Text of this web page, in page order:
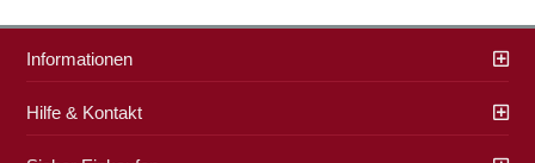
Informationen
Hilfe & Kontakt